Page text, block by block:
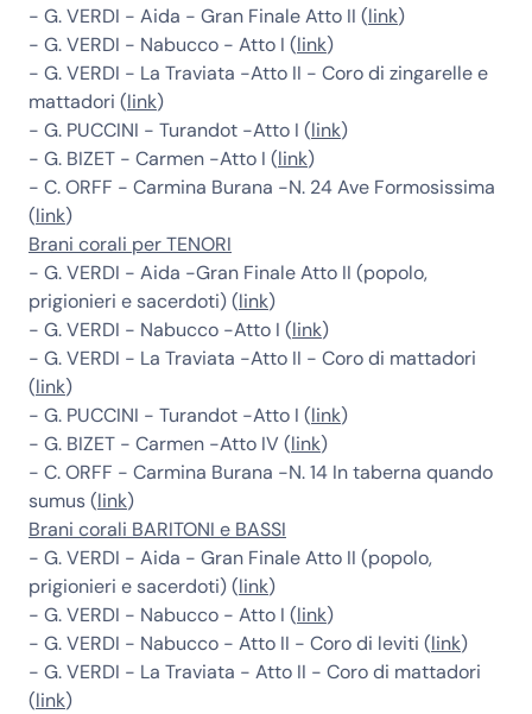
- G. VERDI - Aida - Gran Finale Atto II (link)
- G. VERDI - Nabucco - Atto I (link)
- G. VERDI - La Traviata -Atto II - Coro di zingarelle e
mattadori (link)
- G. PUCCINI - Turandot -Atto I (link)
- G. BIZET - Carmen -Atto I (link)
- C. ORFF - Carmina Burana -N. 24 Ave Formosissima
(link)
Brani corali perTENORI
- G. VERDI - Aida -Gran Finale Atto II (popolo,
prigionieri e sacerdoti) (link)
- G. VERDI - Nabucco -Atto I (link)
- G. VERDI - La Traviata -Atto II - Coro di mattadori
(link)
- G. PUCCINI - Turandot -Atto I (link)
- G. BIZET - Carmen -Atto IV (link)
- C. ORFF - Carmina Burana -N. 14 In taberna quando
sumus (link)
Brani corali BARITONI e BASSI
- G. VERDI - Aida - Gran Finale Atto II (popolo,
prigionieri e sacerdoti) (link)
- G. VERDI - Nabucco - Atto I (link)
- G. VERDI - Nabucco - Atto II - Coro di leviti (link)
- G. VERDI - La Traviata - Atto II - Coro di mattadori
(link)